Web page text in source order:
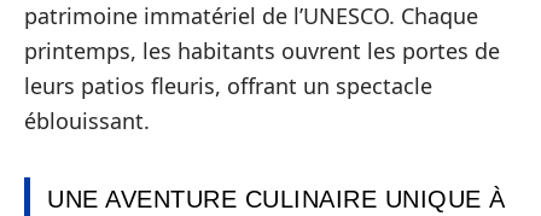
patrimoine immatériel de l’UNESCO. Chaque
printemps, les habitants ouvrent les portes de
leurs patios fleuris, offrant un spectacle
éblouissant.
UNE AVENTURE CULINAIRE UNIQUE À